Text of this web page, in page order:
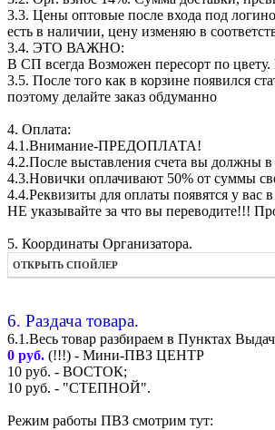
3.3. Цены оптовые после входа под
есть в наличии, цену изменяю в
3.4. ЭТО ВАЖНО:
В СП всегда Возможен пересорт по цвету.
3.5. После того как в корзине появился
поэтому делайте заказ обдуманно
4. Оплата:
4.1.Внимание-ПРЕДОПЛАТА!
4.2.После выставления счета вы должны
4.3.Новички оплачивают 50% от суммы
4.4.Реквизиты для оплаты появятся у
НЕ указывайте за что вы переводите!!!
5. Координаты Организатора.
ОТКРЫТЬ СПОЙЛЕР
6. Раздача товара.
6.1.Весь товар разбираем в Пунктах
0 руб. (!!!) - Мини-ПВЗ ЦЕНТР
10 руб. - ВОСТОК;
10 руб. - "СТЕПНОЙ".
Режим работы ПВЗ смотрим тут: